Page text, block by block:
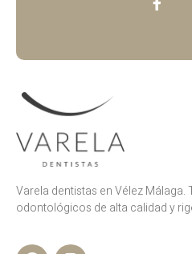
Varela dentistas en Vélez
odontológicos de alta calidad y